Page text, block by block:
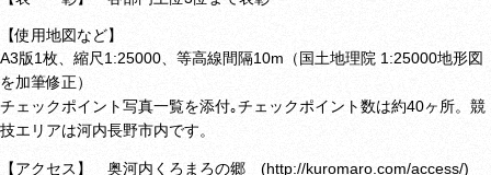
【使用地図など】
A3版1枚、縮尺1:25000、等高線間隔10m （国土地理院 1:25000地形図
を加筆修正）
チェックポイント写真一覧を添付｡チェックポイント数は約40ヶ所。 競
技エリアは河内長野市内です。
【アクセス】 奥河内くろまろの郷 (http://kuromaro.com/access/)